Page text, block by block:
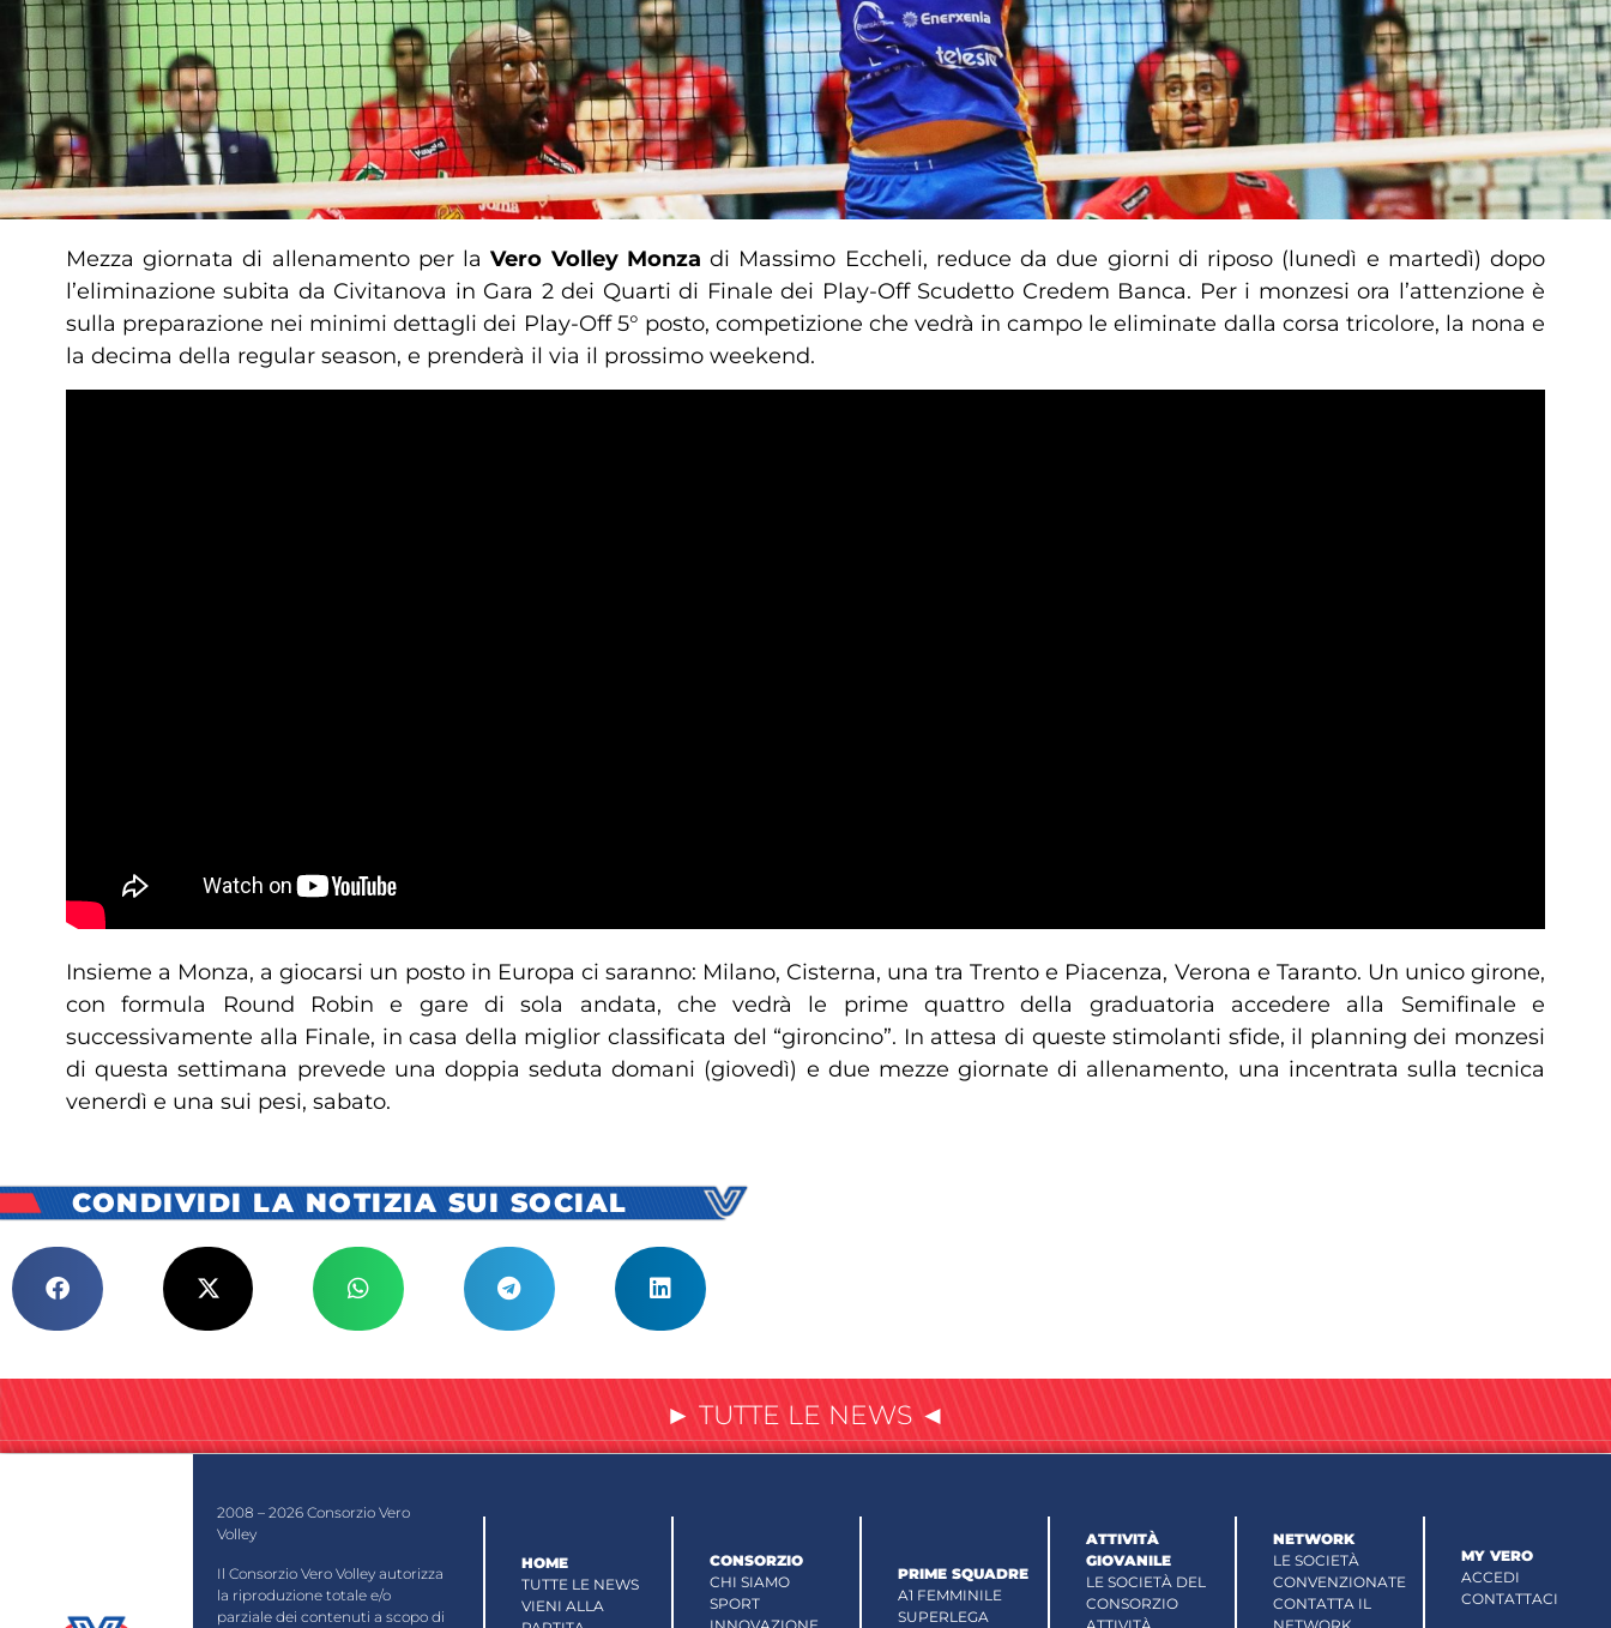
Mezza giornata di allenamento per laVero Volley Monza di Massimo Eccheli, reduce da due giorni di riposo (lunedì e martedì) dopo
l’eliminazione subita da Civitanova in Gara 2 dei Quarti di Finale dei Play-Off Scudetto Credem Banca. Per i monzesi ora l’attenzione è
sulla preparazione nei minimi dettagli dei Play-Off 5° posto, competizione che vedrà in campo le eliminate dalla corsa tricolore, la nona e
la decima della regular season, e prenderà il via il prossimo weekend.
Insieme a Monza, a giocarsi un posto in Europa ci saranno: Milano, Cisterna, una tra Trento e Piacenza, Verona e Taranto. Un unico girone,
con formula Round Robin e gare di sola andata, che vedrà le prime quattro della graduatoria accedere alla Semifinale e
successivamente alla Finale, in casa della miglior classificata del “gironcino”. In attesa di queste stimolanti sfide, il planning dei monzesi
di questa settimana prevede una doppia seduta domani (giovedì) e due mezze giornate di allenamento, una incentrata sulla tecnica
venerdì e una sui pesi, sabato.
CONDIVIDI LA NOTIZIA SUI SOCIAL
► TUTTE LE NEWS ◄
2008 – 2026 Consorzio Vero
Volley
Il Consorzio Vero Volley autorizza
la riproduzione totale e/o
parziale dei contenuti a scopo di
HOME
TUTTE LE NEWS
VIENI ALLA
CONSORZIO
CHI SIAMO
SPORT
PRIME SQUADRE
A1 FEMMINILE
SUPERLEGA
ATTIVITÀ
GIOVANILE
LE SOCIETÀ DEL
CONSORZIO
NETWORK
LE SOCIETÀ
CONVENZIONATE
CONTATTA IL
MY VERO
ACCEDI
CONTATTACI